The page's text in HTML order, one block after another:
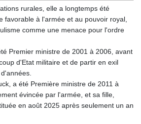
rurales, elle a longtemps été
favorable à l'armée et au pouvoir royal,
comme une menace pour l'ordre
Premier ministre de 2001 à 2006, avant
d'Etat militaire et de partir en exil
a été Première ministre de 2011 à
évincée par l'armée, et sa fille,
en août 2025 après seulement un an